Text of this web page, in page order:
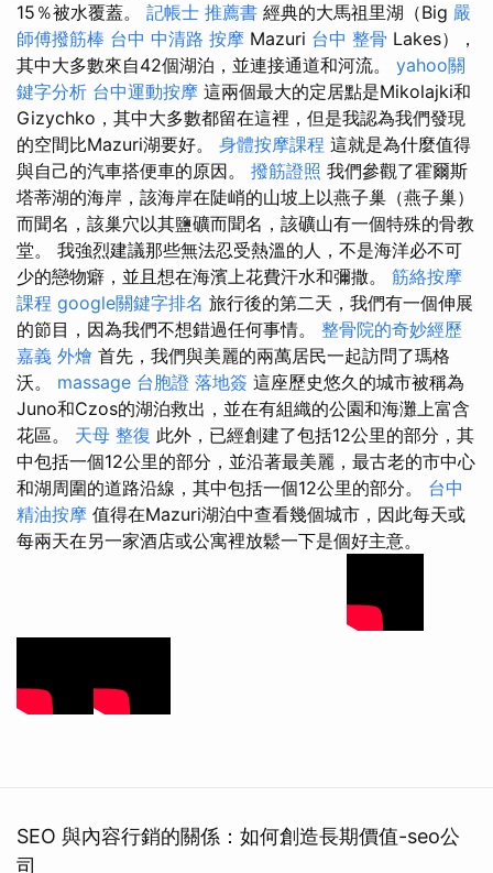
15％被水覆蓋。 記帳士 推薦書 經典的大馬祖里湖（Big 嚴
師傅撥筋棒 台中 中清路 按摩 Mazuri 台中 整骨 Lakes），
其中大多數來自42個湖泊，並連接通道和河流。 yahoo關
鍵字分析 台中運動按摩 這兩個最大的定居點是Mikolajki和
Gizychko，其中大多數都留在這裡，但是我認為我們發現
的空間比Mazuri湖要好。 身體按摩課程 這就是為什麼值得
與自己的汽車搭便車的原因。 撥筋證照 我們參觀了霍爾斯
塔蒂湖的海岸，該海岸在陡峭的山坡上以燕子巢（燕子巢）
而聞名，該巢穴以其鹽礦而聞名，該礦山有一個特殊的骨教
堂。 我強烈建議那些無法忍受熱溫的人，不是海洋必不可
少的戀物癖，並且想在海濱上花費汗水和彌撒。 筋絡按摩
課程 google關鍵字排名 旅行後的第二天，我們有一個伸展
的節目，因為我們不想錯過任何事情。 整骨院的奇妙經歷
嘉義 外燴 首先，我們與美麗的兩萬居民一起訪問了瑪格
沃。 massage 台胞證 落地簽 這座歷史悠久的城市被稱為
Juno和Czos的湖泊救出，並在有組織的公園和海灘上富含
花區。 天母 整復 此外，已經創建了包括12公里的部分，其
中包括一個12公里的部分，並沿著最美麗，最古老的市中心
和湖周圍的道路沿線，其中包括一個12公里的部分。 台中
精油按摩 值得在Mazuri湖泊中查看幾個城市，因此每天或
每兩天在另一家酒店或公寓裡放鬆一下是個好主意。
SEO 與內容行銷的關係：如何創造長期價值-seo公
司